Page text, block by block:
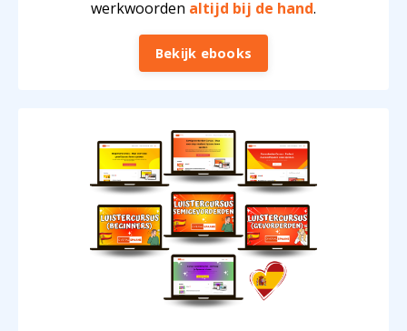
werkwoorden altijd bij de hand.
Bekijk ebooks